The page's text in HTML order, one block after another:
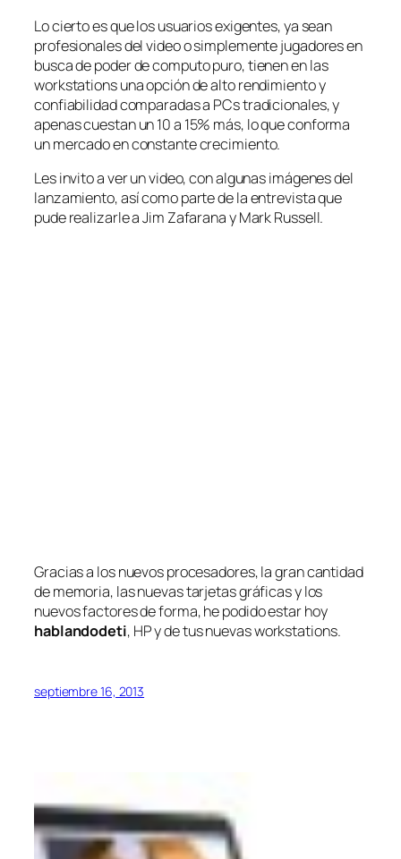
Lo cierto es que los usuarios exigentes, ya sean
profesionales del video o simplemente jugadores en
busca de poder de computo puro, tienen en las
workstations una opción de alto rendimiento y
confiabilidad comparadas a PCs tradicionales, y
apenas cuestan un 10 a 15% más, lo que conforma
un mercado en constante crecimiento.
Les invito a ver un video, con algunas imágenes del
lanzamiento, así como parte de la entrevista que
pude realizarle a Jim Zafarana y Mark Russell.
Gracias a los nuevos procesadores, la gran cantidad
de memoria, las nuevas tarjetas gráficas y los
nuevos factores de forma, he podido estar hoy
hablandodeti, HP y de tus nuevas workstations.
septiembre 16, 2013